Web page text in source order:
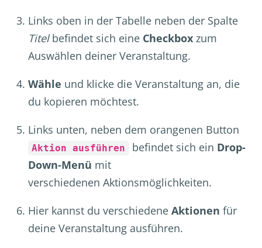
Links oben in der Tabelle neben der Spalte
Titelbefindet sich eine Checkbox zum
Auswählen deiner Veranstaltung.
Wähle und klicke die Veranstaltung an, die
du kopieren möchtest.
Links unten, neben dem orangenen Button
Aktion ausführen befindet sich ein Drop-
Down-Menü mit
verschiedenen Aktionsmöglichkeiten.
Hier kannst du verschiedene Aktionen für
deine Veranstaltung ausführen.